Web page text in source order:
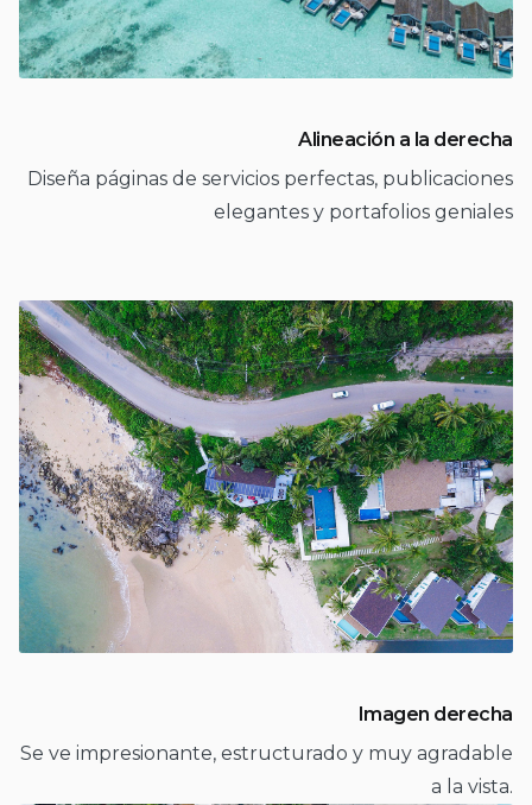
Alineación a la derecha
Diseña páginas de servicios perfectas, publicaciones
elegantes y portafolios geniales
Imagen derecha
Se ve impresionante, estructurado y muy agradable
a la vista.